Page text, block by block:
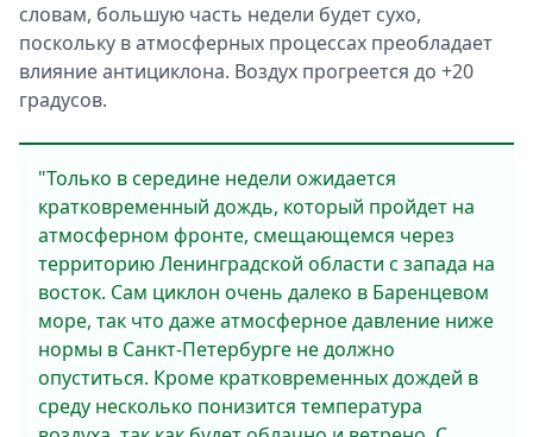
словам, большую часть недели будет сухо,
поскольку в атмосферных процессах преобладает
влияние антициклона. Воздух прогреется до +20
градусов.
"Только в середине недели ожидается
кратковременный дождь, который пройдет на
атмосферном фронте, смещающемся через
территорию Ленинградской области с запада на
восток. Сам циклон очень далеко в Баренцевом
море, так что даже атмосферное давление ниже
нормы в Санкт-Петербурге не должно
опуститься. Кроме кратковременных дождей в
среду несколько понизится температура